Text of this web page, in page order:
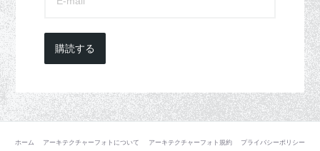
購読する
ホーム アーキテクチャーフォトについて アーキテクチャーフォト規約 プライバシーポリシー